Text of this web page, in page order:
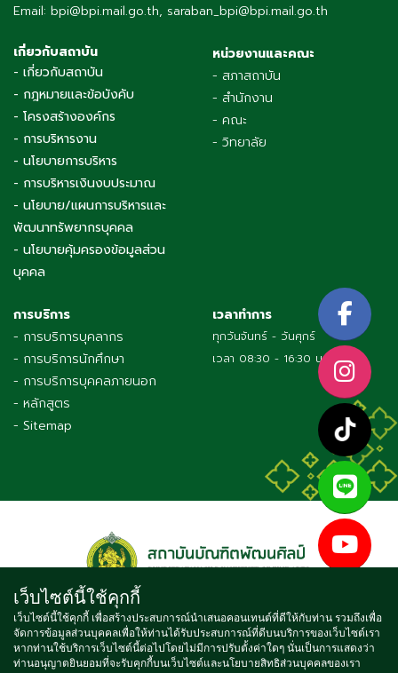
Email: bpi@bpi.mail.go.th, saraban_bpi@bpi.mail.go.th
เกี่ยวกับสถาบัน
- เกี่ยวกับสถาบัน
- กฎหมายและข้อบังคับ
- โครงสร้างองค์กร
- การบริหารงาน
- นโยบายการบริหาร
- การบริหารเงินงบประมาณ
- นโยบาย/แผนการบริหารและ
พัฒนาทรัพยากรบุคคล
- นโยบายคุ้มครองข้อมูลส่วน
บุคคล
หน่วยงานและคณะ
- สภาสถาบัน
- สำนักงาน
- คณะ
- วิทยาลัย
การบริการ
- การบริการบุคลากร
- การบริการนักศึกษา
- การบริการบุคคลภายนอก
- หลักสูตร
- Sitemap
เวลาทำการ
ทุกวันจันทร์ - วันศุกร์
เวลา 08:30 - 16:30 น.
Copyright © 2021 BUNDITPATANASILPA INSTITUTE OF FINE
ARTS, ALL RIGHTS RESERVED
เว็บไซต์นี้ใช้คุกกี้
เว็บไซต์นี้ใช้คุกกี้ เพื่อสร้างประสบการณ์นำเสนอคอนเทนต์ที่ดีให้กับท่าน รวมถึงเพื่อ
จัดการข้อมูลส่วนบุคคลเพื่อให้ท่านได้รับประสบการณ์ที่ดีบนบริการของเว็บไซต์เรา
หากท่านใช้บริการเว็บไซต์นี้ต่อไปโดยไม่มีการปรับตั้งค่าใดๆ นั่นเป็นการแสดงว่า
ท่านอนุญาตยินยอมที่จะรับคุกกี้บนเว็บไซต์และนโยบายสิทธิส่วนบุคคลของเรา